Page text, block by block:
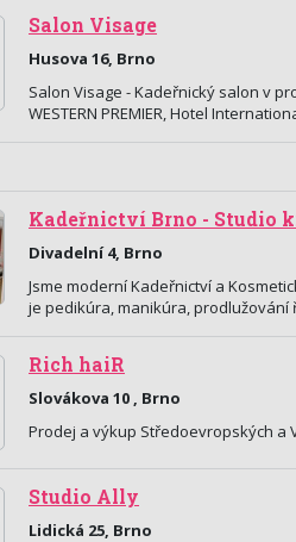
Salon Visage
Husova 16, Brno
Salon Visage - Kadeřnický salon v
WESTERN PREMIER, Hotel
Kadeřnictví Brno - Studio
Divadelní 4, Brno
Jsme moderní Kadeřnictví a
je pedikúra, manikúra,
Rich haiR
Slovákova 10 , Brno
Prodej a výkup Středoevropských a
Studio Ally
Lidická 25, Brno